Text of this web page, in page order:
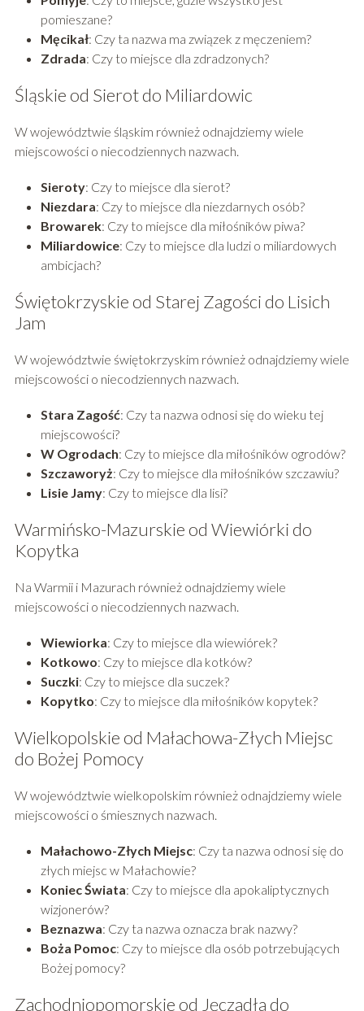
pomieszane?
Męcikał: Czy ta nazwa ma związek z męczeniem?
Zdrada: Czy to miejsce dla zdradzonych?
Śląskie od Sierot do Miliardowic
W województwie śląskim również odnajdziemy wiele
miejscowości o niecodziennych nazwach.
Sieroty: Czy to miejsce dla sierot?
Niezdara: Czy to miejsce dla niezdarnych osób?
Browarek: Czy to miejsce dla miłośników piwa?
Miliardowice: Czy to miejsce dla ludzi o miliardowych
ambicjach?
Świętokrzyskie od Starej Zagości do Lisich
Jam
W województwie świętokrzyskim również odnajdziemy wiele
miejscowości o niecodziennych nazwach.
Stara Zagość: Czy ta nazwa odnosi się do wieku tej
miejscowości?
W Ogrodach: Czy to miejsce dla miłośników ogrodów?
Szczaworyż: Czy to miejsce dla miłośników szczawiu?
Lisie Jamy: Czy to miejsce dla lisi?
Warmińsko-Mazurskie od Wiewiórki do
Kopytka
Na Warmii i Mazurach również odnajdziemy wiele
miejscowości o niecodziennych nazwach.
Wiewiorka: Czy to miejsce dla wiewiórek?
Kotkowo: Czy to miejsce dla kotków?
Suczki: Czy to miejsce dla suczek?
Kopytko: Czy to miejsce dla miłośników kopytek?
Wielkopolskie od Małachowa-Złych Miejsc
do Bożej Pomocy
W województwie wielkopolskim również odnajdziemy wiele
miejscowości o śmiesznych nazwach.
Małachowo-Złych Miejsc: Czy ta nazwa odnosi się do
złych miejsc w Małachowie?
Koniec Świata: Czy to miejsce dla apokaliptycznych
wizjonerów?
Beznazwa: Czy ta nazwa oznacza brak nazwy?
Boża Pomoc: Czy to miejsce dla osób potrzebujących
Bożej pomocy?
Zachodniopomorskie od Jęczadła do